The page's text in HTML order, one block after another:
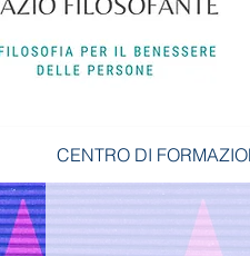
CENTRO DI